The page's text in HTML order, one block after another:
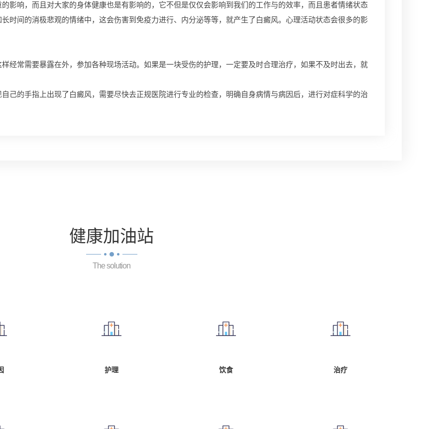
响，而且对大家的身体健康也是有影响的，它不但是仅仅会影响到我们的工作与的效率，而且患者情绪状态
时间的消极悲观的情绪中，这会伤害到免疫力进行、内分泌等等，就产生了白癜风。心理活动状态会很多的影
常需要暴露在外，参加各种现场活动。如果是一块受伤的护理，一定要及时合理治疗，如果不及时出去，就
己的手指上出现了白癜风，需要尽快去正规医院进行专业的检查，明确自身病情与病因后，进行对症科学的治
健康加油站
The solution
护理 饮食 治疗